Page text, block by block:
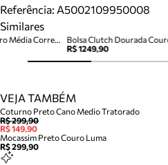
Referência: A5002109950008
Similares
Bolsa Clutch Dourada
R$ 1249,90
Bolsa Clutch Animal Print Couro Média Corrente
VEJA TAMBÉM
Coturno Preto Cano Medio Tratorado
R$ 299,90
R$ 149,90
Mocassim Preto Couro Luma
R$ 299,90